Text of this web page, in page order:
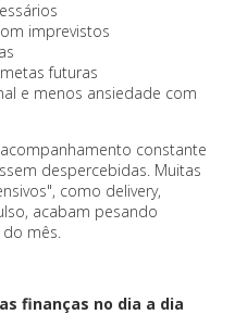
imprevistos
futuras
e menos ansiedade com
constante
despercebidas. Muitas
como delivery,
acabam pesando
mês.
finanças no dia a dia